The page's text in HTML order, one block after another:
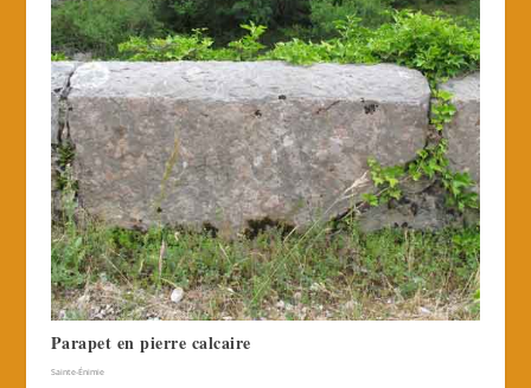
Parapet en pierre calcaire
Sainte-Énimie